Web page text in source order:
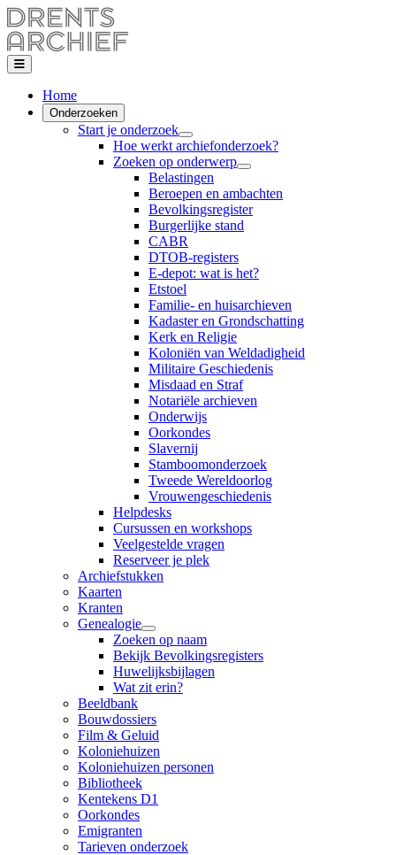
Home
Onderzoeken
Start je onderzoek
Hoe werkt archiefonderzoek?
Zoeken op onderwerp
Belastingen
Beroepen en ambachten
Bevolkingsregister
Burgerlijke stand
CABR
DTOB-registers
E-depot: wat is het?
Etstoel
Familie- en huisarchieven
Kadaster en Grondschatting
Kerk en Religie
Koloniën van Weldadigheid
Militaire Geschiedenis
Misdaad en Straf
Notariële archieven
Onderwijs
Oorkondes
Slavernij
Stamboomonderzoek
Tweede Wereldoorlog
Vrouwengeschiedenis
Helpdesks
Cursussen en workshops
Veelgestelde vragen
Reserveer je plek
Archiefstukken
Kaarten
Kranten
Genealogie
Zoeken op naam
Bekijk Bevolkingsregisters
Huwelijksbijlagen
Wat zit erin?
Beeldbank
Bouwdossiers
Film & Geluid
Koloniehuizen
Koloniehuizen personen
Bibliotheek
Kentekens D1
Oorkondes
Emigranten
Tarieven onderzoek